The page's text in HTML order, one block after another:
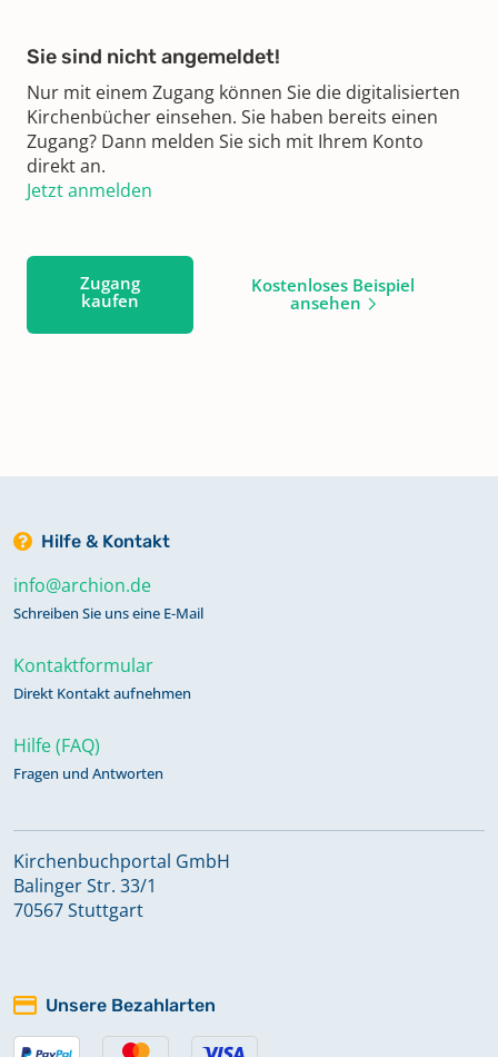
Sie sind nicht angemeldet!
Nur mit einem Zugang können Sie die digitalisierten
Kirchenbücher einsehen. Sie haben bereits einen
Zugang? Dann melden Sie sich mit Ihrem Konto
direkt an.
Jetzt anmelden
Zugang
kaufen
Kostenloses Beispiel
ansehen
Hilfe & Kontakt
info@archion.de
Schreiben Sie uns eine E-Mail
Kontaktformular
Direkt Kontakt aufnehmen
Hilfe (FAQ)
Fragen und Antworten
Kirchenbuchportal GmbH
Balinger Str. 33/1
70567 Stuttgart
Unsere Bezahlarten